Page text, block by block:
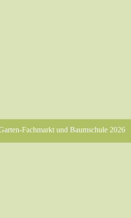
Fachmarkt und Baumschule 2026